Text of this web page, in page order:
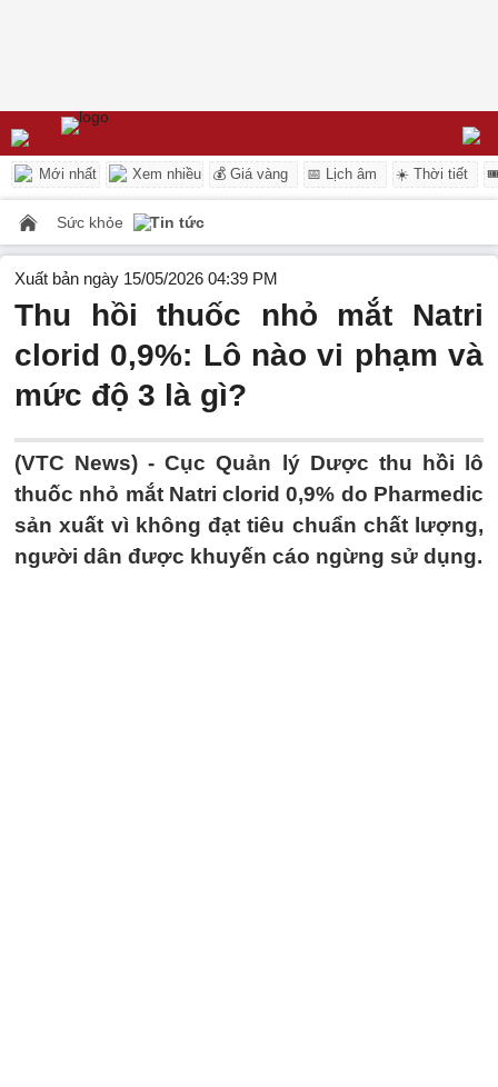
Mới nhất Xem nhiều 💰 Giá vàng 📅 Lịch âm ☀️ Thời tiết
Sức khỏe Tin tức
Xuất bản ngày 15/05/2026 04:39 PM
Thu hồi thuốc nhỏ mắt Natri
clorid 0,9%: Lô nào vi phạm và
mức độ 3 là gì?
(VTC News) -Cục Quản lý Dược thu hồi lô
thuốc nhỏ mắt Natri clorid 0,9% do Pharmedic
sản xuất vì không đạt tiêu chuẩn chất lượng,
người dân được khuyến cáo ngừng sử dụng.